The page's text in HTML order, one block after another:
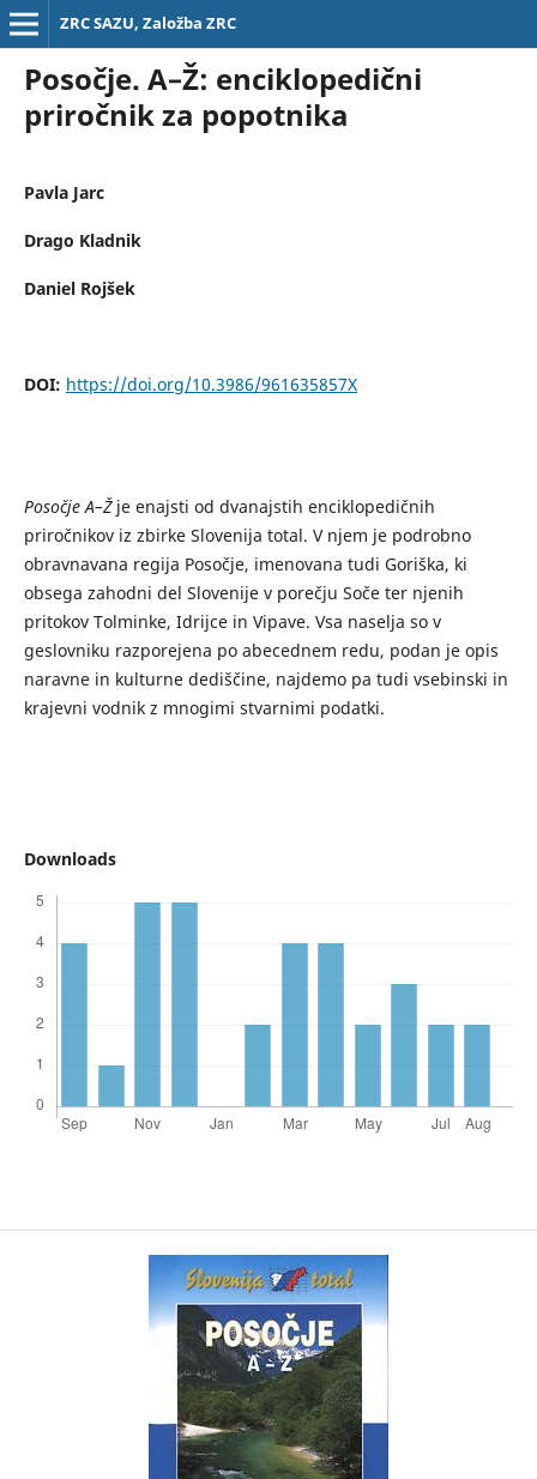
ZRC SAZU, Založba ZRC
Posočje. A–Ž: enciklopedični
priročnik za popotnika
Pavla Jarc
Drago Kladnik
Daniel Rojšek
DOI: https://doi.org/10.3986/961635857X
Posočje A–Žje enajsti od dvanajstih enciklopedičnih
priročnikov iz zbirke Slovenija total. V njem je podrobno
obravnavana regija Posočje, imenovana tudi Goriška, ki
obsega zahodni del Slovenije v porečju Soče ter njenih
pritokov Tolminke, Idrijce in Vipave. Vsa naselja so v
geslovniku razporejena po abecednem redu, podan je opis
naravne in kulturne dediščine, najdemo pa tudi vsebinski in
krajevni vodnik z mnogimi stvarnimi podatki.
Downloads